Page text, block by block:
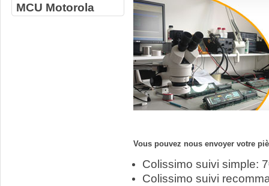
MCU Motorola
Vous pouvez nous envoyer votre
Colissimo suivi simple:
Colissimo suivi